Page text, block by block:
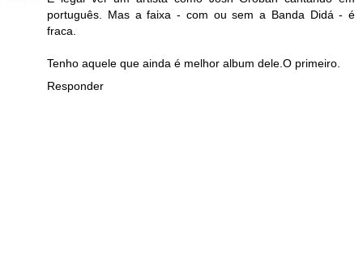
português. Mas a faixa - com ou sem a Banda Didá - é
fraca.
Tenho aquele que ainda é melhor album dele.O primeiro.
Responder